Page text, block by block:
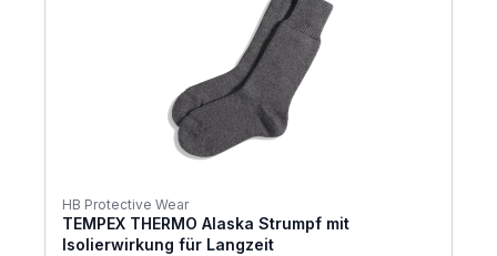
HB Protective Wear
TEMPEX THERMO Alaska Strumpf mit
Isolierwirkung für Langzeit